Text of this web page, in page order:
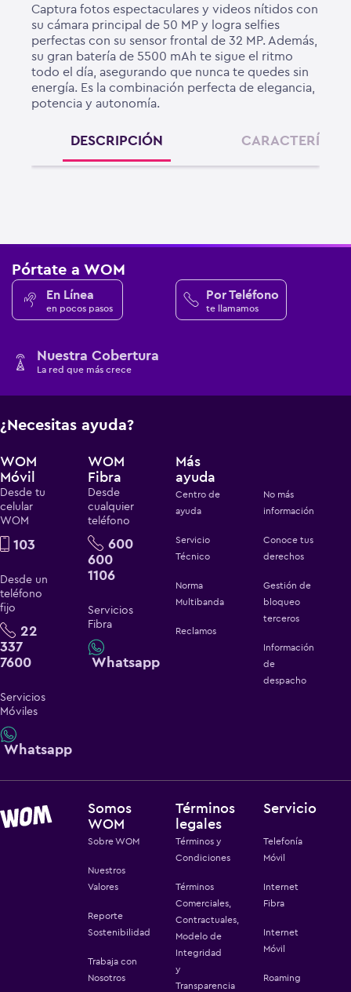
Captura fotos espectaculares y videos nítidos con
su cámara principal de 50 MP y logra selfies
perfectas con su sensor frontal de 32 MP. Además,
su gran batería de 5500 mAh te sigue el ritmo
todo el día, asegurando que nunca te quedes sin
energía. Es la combinación perfecta de elegancia,
potencia y autonomía.
DESCRIPCIÓN
Pórtate a WOM
En Línea
en pocos pasos
Por Teléfono
te llamamos
Nuestra Cobertura
La red que más crece
¿Necesitas ayuda?
WOM
Móvil
Desde tu
celular
WOM
103
Desde un
teléfono
fijo
22
337
7600
Servicios
Móviles
Whatsapp
WOM
Fibra
Desde
cualquier
teléfono
600
600
1106
Servicios
Fibra
Whatsapp
Más
ayuda
Centro de
ayuda
Servicio
Técnico
Norma
Multibanda
Reclamos
No más
información
Conoce tus
derechos
Gestión de
bloqueo
terceros
Información
de
despacho
Somos
WOM
Sobre WOM
Nuestros
Valores
Reporte
Sostenibilidad
Trabaja con
Nosotros
Términos
legales
Términos y
Condiciones
Términos
Comerciales,
Contractuales,
Modelo de
Integridad
y
Transparencia
Servicio
Telefonía
Móvil
Internet
Fibra
Internet
Móvil
Roaming